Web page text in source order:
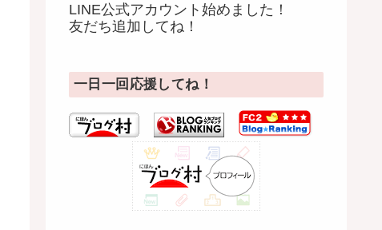
LINE公式アカウント始めました！
友だち追加してね！
一日一回応援してね！